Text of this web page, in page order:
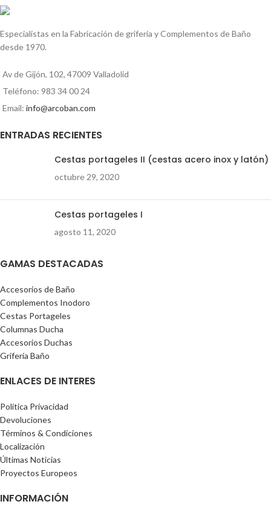
Especialistas en la Fabricación de grifería y Complementos de Baño
desde 1970.
Av de Gijón, 102, 47009 Valladolid
Teléfono: 983 34 00 24
Email: info@arcoban.com
ENTRADAS RECIENTES
Cestas portageles II (cestas acero inox y latón)
octubre 29, 2020
Cestas portageles I
agosto 11, 2020
GAMAS DESTACADAS
Accesorios de Baño
Complementos Inodoro
Cestas Portageles
Columnas Ducha
Accesorios Duchas
Grifería Baño
ENLACES DE INTERES
Política Privacidad
Devoluciones
Términos & Condiciones
Localización
Últimas Noticias
Proyectos Europeos
INFORMACIÓN